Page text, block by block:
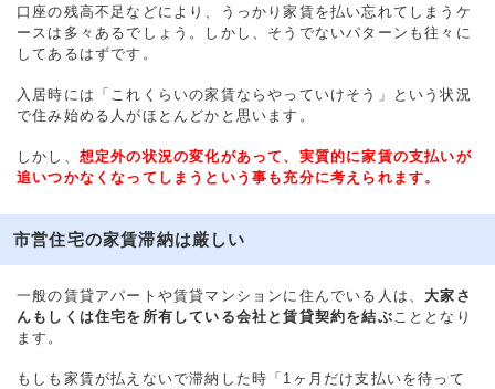
口座の残高不足などにより、うっかり家賃を払い忘れてしまうケ
ースは多々あるでしょう。しかし、そうでないパターンも往々に
してあるはずです。
入居時には「これくらいの家賃ならやっていけそう」という状況
で住み始める人がほとんどかと思います。
しかし、 想定外の状況の変化があって、実質的に家賃の支払いが
追いつかなくなってしまうという事も充分に考えられます。
市営住宅の家賃滞納は厳しい
一般の賃貸アパートや賃貸マンションに住んでいる人は、大家さ
んもしくは住宅を所有している会社と賃貸契約を結ぶ こととなり
ます。
もしも家賃が払えないで滞納した時「1ヶ月だけ支払いを待って